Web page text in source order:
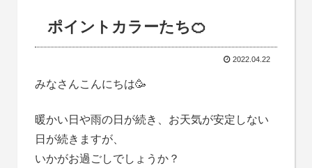
ポイントカラーたち🍊
2022.04.22
みなさんこんにちは🥳
暖かい日や雨の日が続き、お天気が安定しない
日が続きますが、
いかがお過ごしでしょうか？